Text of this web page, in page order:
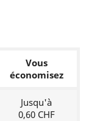
Vous
économisez
Jusqu'à
0,60 CHF